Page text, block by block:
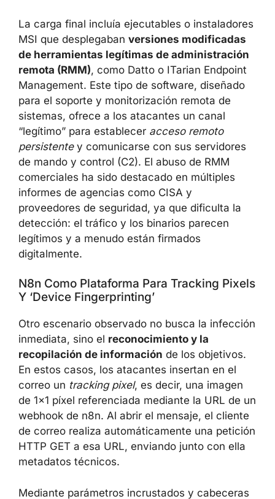
HTML servido a través de la infraestructura
de n8n.
La carga final incluía ejecutables o
instaladores MSI que desplegabanversiones
modificadas de herramientas legítimas de
administración remota (RMM), como Datto o
ITarian Endpoint Management. Este tipo de
software, diseñado para el soporte y
monitorización remota de sistemas, ofrece a
los atacantes un canal “legítimo” para
estableceracceso remoto persistente
comunicarse con sus servidores de mando y
control (C2). El abuso de RMM comerciales ha
sido destacado en múltiples informes de
agencias como CISA y proveedores de
tráfico y los binarios parecen legítimos y a
menudo están firmados digitalmente.
N8n Como Plataforma Para Tracking
Pixels Y ‘device Fingerprinting’
Otro escenario observado no busca la
infección inmediata, sino elreconocimiento y
la recopilación de informaciónde los
objetivos. En estos casos, los atacantes
insertan en el correo untracking pixel, es
decir, una imagen de 1×1 píxel referenciada
mediante la URL de un webhook de n8n. Al
automáticamente una petición HTTP GET a